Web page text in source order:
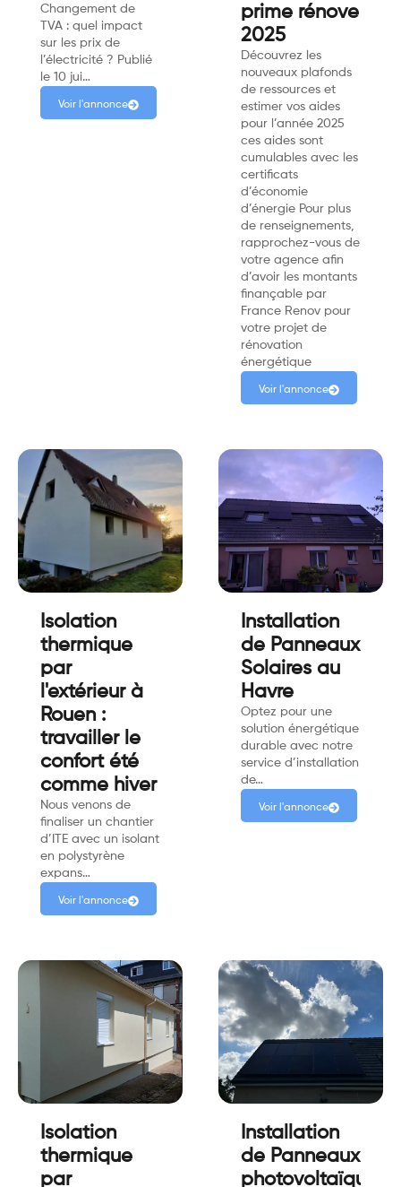
Changement de
TVA : quel impact
sur les prix de
l’électricité ? Publié
le 10 jui…
Voir l'annonce
prime rénove
2025
Découvrez les
nouveaux plafonds
de ressources et
estimer vos aides
pour l’année 2025
ces aides sont
cumulables avec les
certificats
d’économie
d’énergie Pour plus
de renseignements,
rapprochez-vous de
votre agence afin
d’avoir les montants
finançable par
France Renov pour
votre projet de
rénovation
énergétique
Voir l'annonce
Isolation
thermique
par
l'extérieur à
Rouen :
travailler le
confort été
comme hiver
Nous venons de
finaliser un chantier
d’ITE avec un isolant
en polystyrène
expans…
Voir l'annonce
Installation
de Panneaux
Solaires au
Havre
Optez pour une
solution énergétique
durable avec notre
service d’installation
de…
Voir l'annonce
Isolation
thermique
par
Installation
de Panneaux
photovoltaïques